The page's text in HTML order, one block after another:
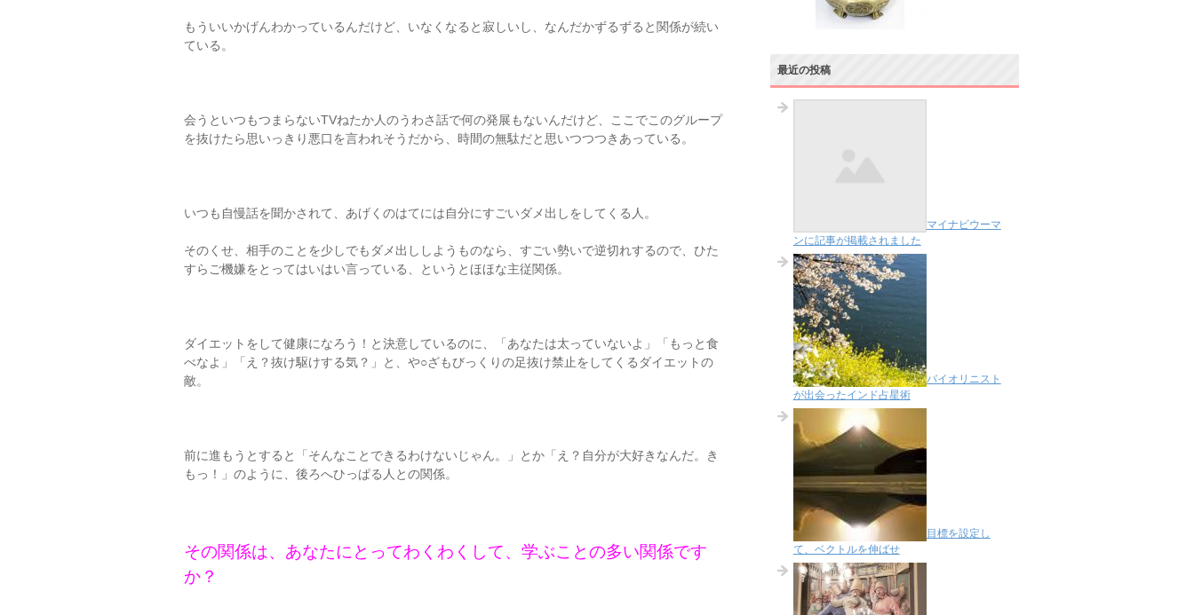
もういいかげんわかっているんだけど、いなくなると寂しいし、なんだかずるずると関係が続い
ている。
会うといつもつまらないTVねたか人のうわさ話で何の発展もないんだけど、ここでこのグループ
を抜けたら思いっきり悪口を言われそうだから、時間の無駄だと思いつつつきあっている。
いつも自慢話を聞かされて、あげくのはてには自分にすごいダメ出しをしてくる人。
そのくせ、相手のことを少しでもダメ出ししようものなら、すごい勢いで逆切れするので、ひた
すらご機嫌をとってはいはい言っている、というとほほな主従関係。
ダイエットをして健康になろう！と決意しているのに、「あなたは太っていないよ」「もっと食
べなよ」「え？抜け駆けする気？」と、や○ざもびっくりの足抜け禁止をしてくるダイエットの
敵。
前に進もうとすると「そんなことできるわけないじゃん。」とか「え？自分が大好きなんだ。き
もっ！」のように、後ろへひっぱる人との関係。
その関係は、あなたにとってわくわくして、学ぶことの多い関係です
か？
最近の投稿
マイナビウーマ
ンに記事が掲載されました
バイオリニスト
が出会ったインド占星術
目標を設定し
て、ベクトルを伸ばせ